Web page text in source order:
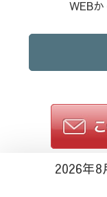
WEB
2026年8